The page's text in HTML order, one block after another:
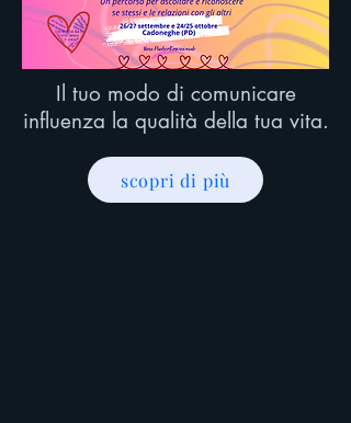
Il tuo modo di comunicare
influenza la qualità della tua vita.
scopri di più